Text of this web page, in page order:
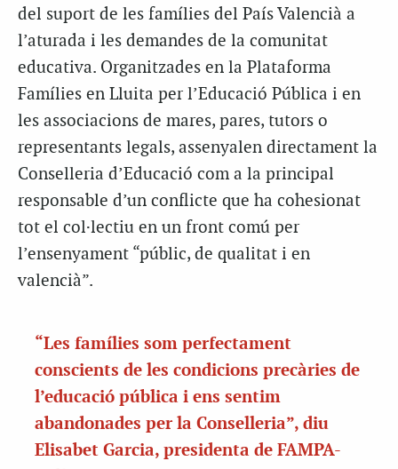
del suport de les famílies del País Valencià a
l’aturada i les demandes de la comunitat
educativa. Organitzades en la Plataforma
Famílies en Lluita per l’Educació Pública i en
les associacions de mares, pares, tutors o
representants legals, assenyalen directament la
Conselleria d’Educació com a la principal
responsable d’un conflicte que ha cohesionat
tot el col·lectiu en un front comú per
l’ensenyament “públic, de qualitat i en
valencià”.
“Les famílies som perfectament
conscients de les condicions precàries de
l’educació pública i ens sentim
abandonades per la Conselleria”, diu
Elisabet Garcia, presidenta de FAMPA-